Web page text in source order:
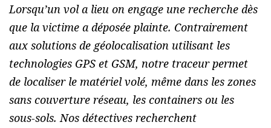
Lorsqu’un vol a lieu on engage une recherche dès
que la victime a déposée plainte. Contrairement
aux solutions de géolocalisation utilisant les
technologies GPS et GSM, notre traceur permet
de localiser le matériel volé, même dans les zones
sans couverture réseau, les containers ou les
sous-sols. Nos détectives recherchent